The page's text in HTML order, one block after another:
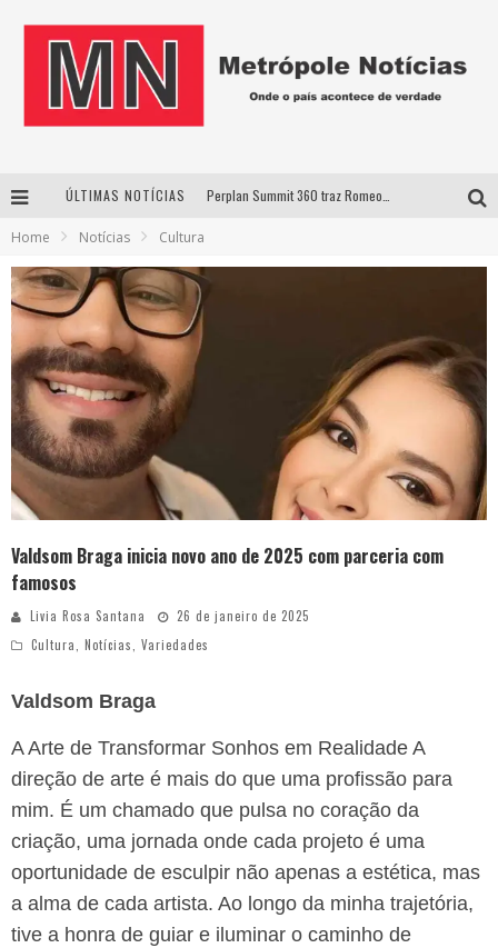
ÚLTIMAS NOTÍCIAS Cantor Evandro Jr. na programação da Nova Sertaneja FM
Home Notícias Cultura
Valdsom Braga inicia novo ano de 2025 com parceria com
famosos
Livia Rosa Santana
26 de janeiro de 2025
Cultura, Notícias, Variedades
Valdsom Braga
A Arte de Transformar Sonhos em Realidade A
direção de arte é mais do que uma profissão para
mim. É um chamado que pulsa no coração da
criação, uma jornada onde cada projeto é uma
oportunidade de esculpir não apenas a estética, mas
a alma de cada artista. Ao longo da minha trajetória,
tive a honra de guiar e iluminar o caminho de